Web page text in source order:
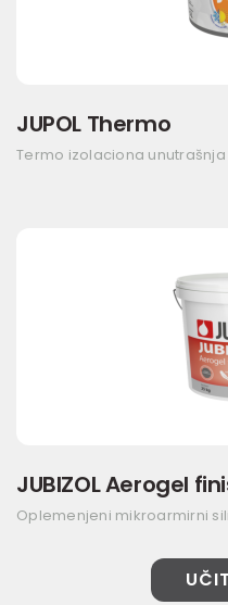
JUPOL Thermo
Termo izolaciona
JUBIZOL Aerogel
Oplemenjeni mikroarmirni